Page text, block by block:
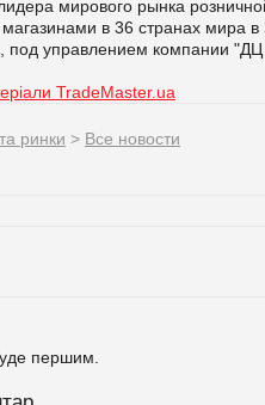
мирового рынка
в 36 странах мира
под управлением компании
TradeMaster.ua
ринки > Все новости
першим.